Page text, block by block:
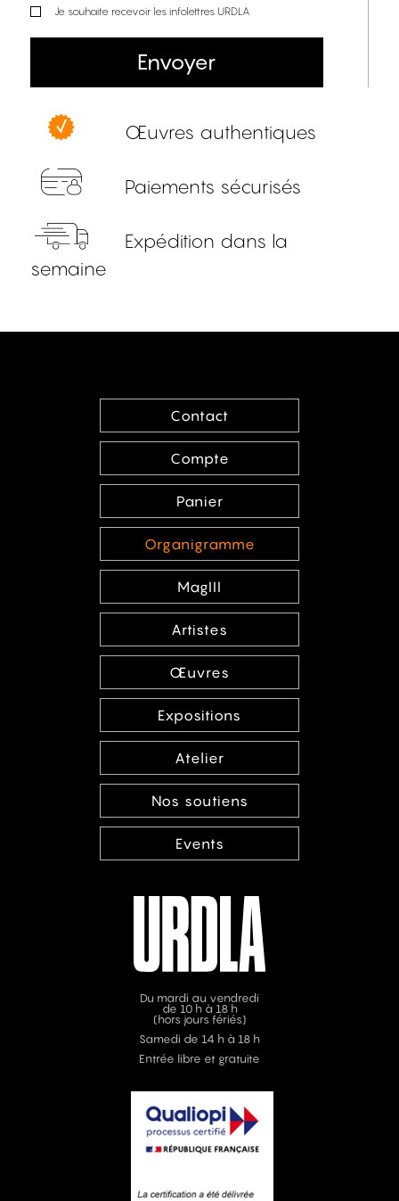
Je souhaite recevoir les infolettres URDLA
Envoyer
Œuvres authentiques
Paiements sécurisés
Expédition dans la
semaine
Contact
Compte
Panier
Organigramme
MagIII
Artistes
Œuvres
Expositions
Atelier
Nos soutiens
Events
Du mardi au vendredi
de 10 h à 18 h
(hors jours fériés)
Samedi de 14 h à 18 h
Entrée libre et gratuite